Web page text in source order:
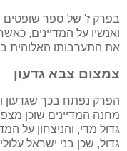
בפרק ז' של ספר שופטים
ואנשיו על המדיינים,
את התערבותו האלוהית
צמצום צבא גדעון
הפרק נפתח בכך שגדעון
מחנה המדיינים שוכן
גדול מדי, והניצחון על
גדול, שכן בני ישראל